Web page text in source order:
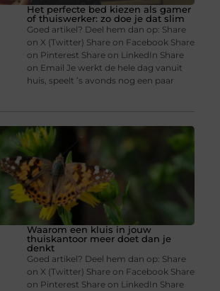
Het perfecte bed kiezen als gamer
of thuiswerker: zo doe je dat slim
Goed artikel? Deel hem dan op: Share
on X (Twitter) Share on Facebook Share
on Pinterest Share on LinkedIn Share
on Email Je werkt de hele dag vanuit
huis, speelt ’s avonds nog een paar
Waarom een kluis in jouw
thuiskantoor meer doet dan je
denkt
Goed artikel? Deel hem dan op: Share
on X (Twitter) Share on Facebook Share
on Pinterest Share on LinkedIn Share